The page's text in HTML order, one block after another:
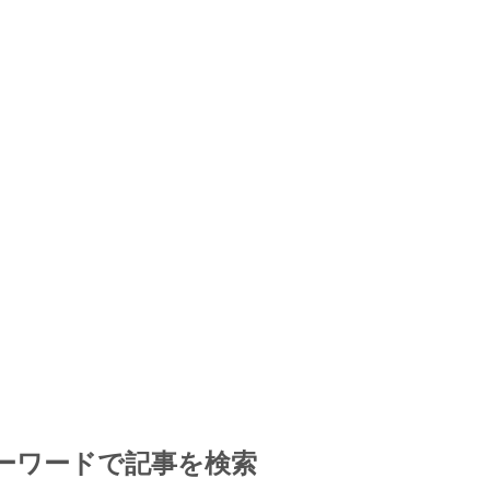
ワードで記事を検索